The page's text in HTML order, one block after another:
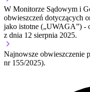
W Monitorze Sądowym i
obwieszczeń dotyczących
jako istotne („UWAGA”) -
z dnia 12 sierpnia 2025.
Najnowsze obwieszczenie
nr 155/2025).